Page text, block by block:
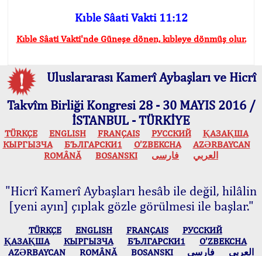
Kıble Sâati Vakti 11:12
Kıble Sâati Vakti'nde Güneşe dönen, kıbleye dönmüş olur.
Uluslararası Kamerî Aybaşları ve Hicrî
Takvîm Birliği Kongresi 28 - 30 MAYIS 2016 /
İSTANBUL - TÜRKİYE
TÜRKÇE ENGLISH FRANÇAIS РУССКИЙ
ҚАЗАҚША
КЫPГЫЗЧA
БЪЛГАРСКИ1 O’ZBEKCHA
AZӘRBAYCAN
ROMÂNĂ
BOSANSKI العربي فارسی
"Hicrî Kamerî Aybaşları hesâb ile değil, hilâlin
[yeni ayın] çıplak gözle görülmesi ile başlar."
TÜRKÇE ENGLISH FRANÇAIS
РУССКИЙ
ҚАЗАҚША
КЫPГЫЗЧA БЪЛГАРСКИ1
O’ZBEKCHA
AZӘRBAYCAN
ROMÂNĂ BOSANSKI العربي فارسی